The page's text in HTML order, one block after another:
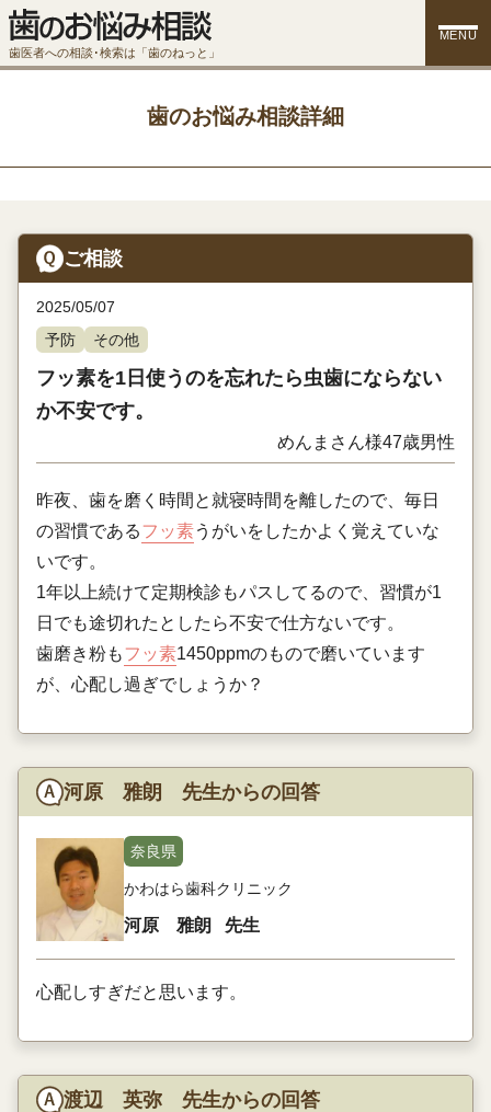
歯医者への相談･検索は「歯のねっと」
MENU
歯のお悩み相談詳細
ご相談
2025/05/07
予防
その他
フッ素を1日使うのを忘れたら虫歯にならない
か不安です。
めんまさん様47歳男性
昨夜、歯を磨く時間と就寝時間を離したので、毎日
の習慣であるフッ素うがいをしたかよく覚えていな
いです。
1年以上続けて定期検診もパスしてるので、習慣が1
日でも途切れたとしたら不安で仕方ないです。
歯磨き粉もフッ素1450ppmのもので磨いています
が、心配し過ぎでしょうか？
河原 雅朗 先生からの回答
奈良県
かわはら歯科クリニック
河原 雅朗 先生
心配しすぎだと思います。
渡辺 英弥 先生からの回答